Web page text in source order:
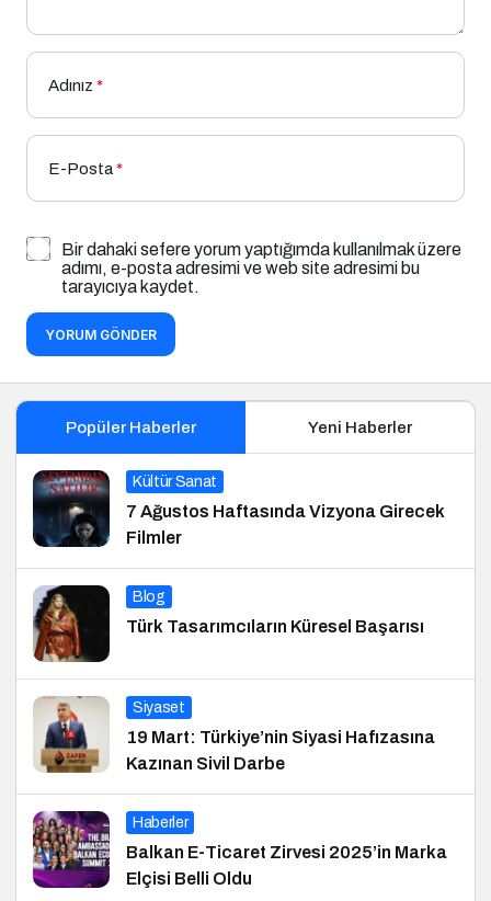
Adınız *
E-Posta*
Bir dahaki sefere yorum yaptığımda kullanılmak üzere
adımı, e-posta adresimi ve web site adresimi bu
tarayıcıya kaydet.
YORUM GÖNDER
Popüler Haberler Yeni Haberler
Kültür Sanat
7 Ağustos Haftasında Vizyona Girecek
Filmler
Blog
Türk Tasarımcıların Küresel Başarısı
Siyaset
19 Mart: Türkiye’nin Siyasi Hafızasına
Kazınan Sivil Darbe
Haberler
Balkan E-Ticaret Zirvesi 2025’in Marka
Elçisi Belli Oldu